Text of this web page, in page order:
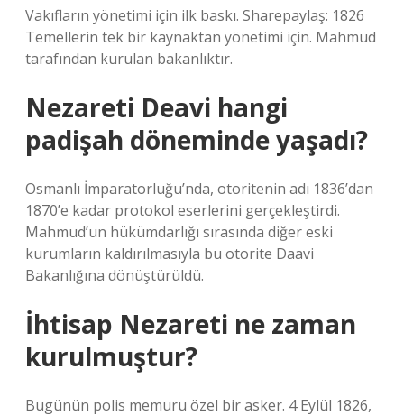
Vakıfların yönetimi için ilk baskı. Sharepaylaş: 1826
Temellerin tek bir kaynaktan yönetimi için. Mahmud
tarafından kurulan bakanlıktır.
Nezareti Deavi hangi
padişah döneminde yaşadı?
Osmanlı İmparatorluğu’nda, otoritenin adı 1836’dan
1870’e kadar protokol eserlerini gerçekleştirdi.
Mahmud’un hükümdarlığı sırasında diğer eski
kurumların kaldırılmasıyla bu otorite Daavi
Bakanlığına dönüştürüldü.
İhtisap Nezareti ne zaman
kurulmuştur?
Bugünün polis memuru özel bir asker. 4 Eylül 1826,